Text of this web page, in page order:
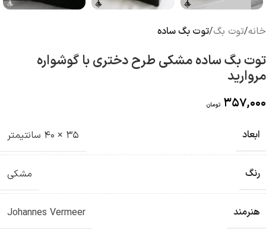
خانه توت بگ توت بگ ساده
توت بگ ساده مشکی طرح دختری با گوشواره
مروارید
357,000 تومان
ابعاد 35 × 40 سانتیمتر
رنگ مشکی
هنرمند Johannes Vermeer